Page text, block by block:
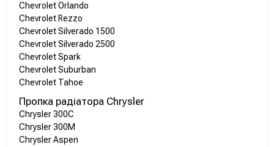
Chevrolet Orlando
Chevrolet Rezzo
Chevrolet Silverado 1500
Chevrolet Silverado 2500
Chevrolet Spark
Chevrolet Suburban
Chevrolet Tahoe
Пропка радіатора Chrysler
Chrysler 300C
Chrysler 300M
Chrysler Aspen